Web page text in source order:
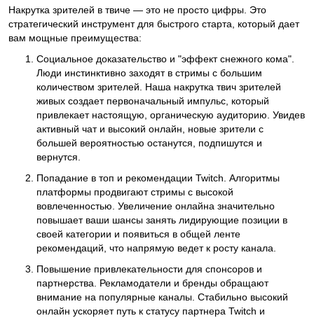
Накрутка зрителей в твиче — это не просто цифры. Это
стратегический инструмент для быстрого старта, который дает
вам мощные преимущества:
Социальное доказательство и "эффект снежного кома".
Люди инстинктивно заходят в стримы с большим
количеством зрителей. Наша накрутка твич зрителей
живых создает первоначальный импульс, который
привлекает настоящую, органическую аудиторию. Увидев
активный чат и высокий онлайн, новые зрители с
большей вероятностью останутся, подпишутся и
вернутся.
Попадание в топ и рекомендации Twitch. Алгоритмы
платформы продвигают стримы с высокой
вовлеченностью. Увеличение онлайна значительно
повышает ваши шансы занять лидирующие позиции в
своей категории и появиться в общей ленте
рекомендаций, что напрямую ведет к росту канала.
Повышение привлекательности для спонсоров и
партнерства. Рекламодатели и бренды обращают
внимание на популярные каналы. Стабильно высокий
онлайн ускоряет путь к статусу партнера Twitch и